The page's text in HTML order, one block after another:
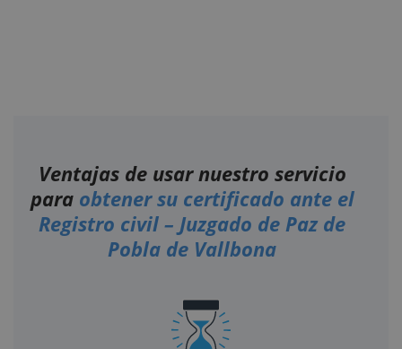
Ventajas de usar nuestro servicio
para obtener su certificado ante el
Registro civil – Juzgado de Paz de
Pobla de Vallbona